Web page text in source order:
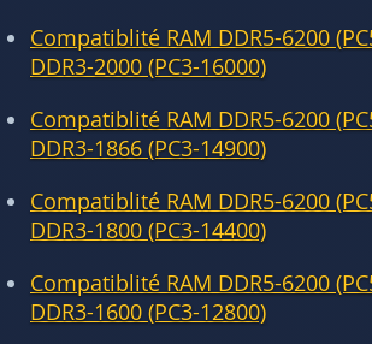
Compatiblité RAM DDR5-6200
DDR3-2000 (PC3-16000)
Compatiblité RAM DDR5-6200
DDR3-1866 (PC3-14900)
Compatiblité RAM DDR5-6200
DDR3-1800 (PC3-14400)
Compatiblité RAM DDR5-6200
DDR3-1600 (PC3-12800)